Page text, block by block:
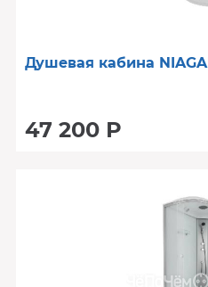
Душевая кабина
47 200 Р